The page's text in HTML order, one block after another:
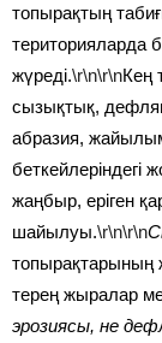
топырақтың
територияларда
жүреді.\r\n\r\nКең
сызықтық,
абразия,
беткейлеріндегі
жаңбыр, еріген
шайылуы.\r\n\r\n
топырақтарының
терең жыралар
эрозиясы, не